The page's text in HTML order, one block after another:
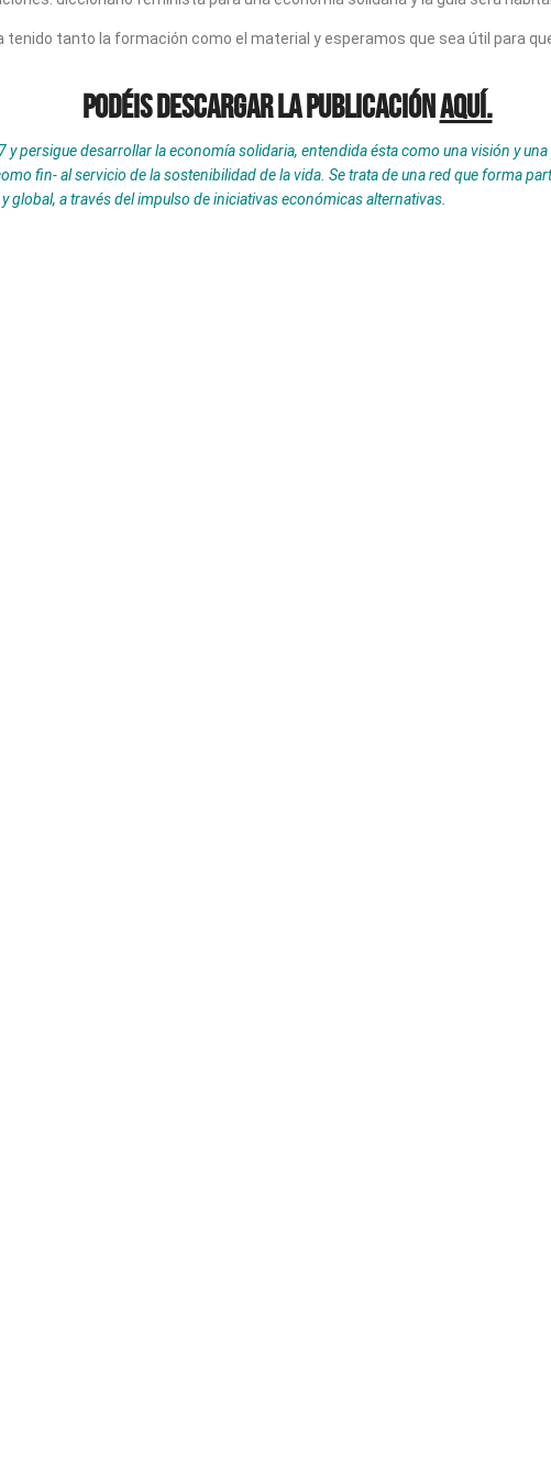
tanto la formación como el material y esperamos que sea útil para
Podéis descargar la publicación aquí.
y persigue desarrollar la economía solidaria, entendida ésta como una visión y
fin- al servicio de la sostenibilidad de la vida. Se trata de una red que forma
a través del impulso de iniciativas económicas alternativas.